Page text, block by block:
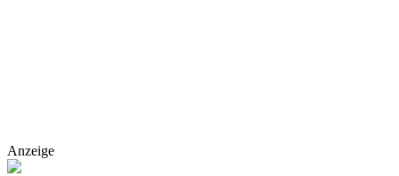
Anzeige